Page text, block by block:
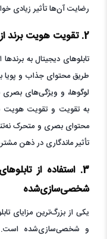
رضایت آن‌ها تأثیر زیادی
2. تقویت هویت برند از طریق محتوای جذاب و پویا
تابلوهای دیجیتال به
طریق محتوای جذاب و پویا به
لوگوها، و ویژگی‌های بصری
به تقویت و تقویت هویت
محتوای بصری و متحرک
تأثیر ماندگاری در ذهن
3. استفاده از
شخصی‌سازی‌شده
یکی از بزرگ‌ترین مزایای
و شخصی‌سازی‌شده است.